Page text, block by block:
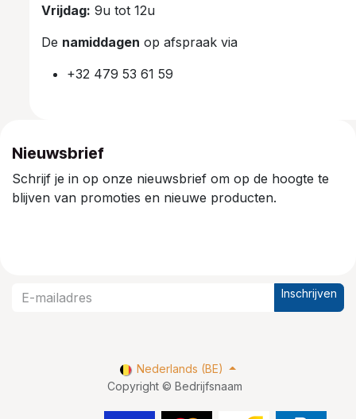
Vrijdag: 9u tot 12u
De namiddagen op afspraak via
+32 479 53 61 59
Nieuwsbrief
Schrijf je in op onze nieuwsbrief om op de hoogte te
blijven van promoties en nieuwe producten.
Inschrijven
Copyright © Bedrijfsnaam
Nederlands (BE)